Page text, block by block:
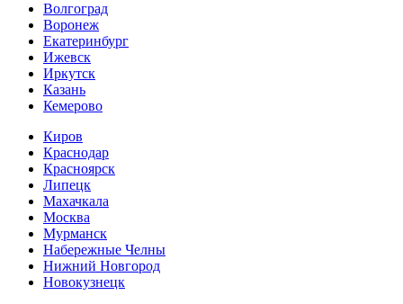
Волгоград
Воронеж
Екатеринбург
Ижевск
Иркутск
Казань
Кемерово
Киров
Краснодар
Красноярск
Липецк
Махачкала
Москва
Мурманск
Набережные Челны
Нижний Новгород
Новокузнецк